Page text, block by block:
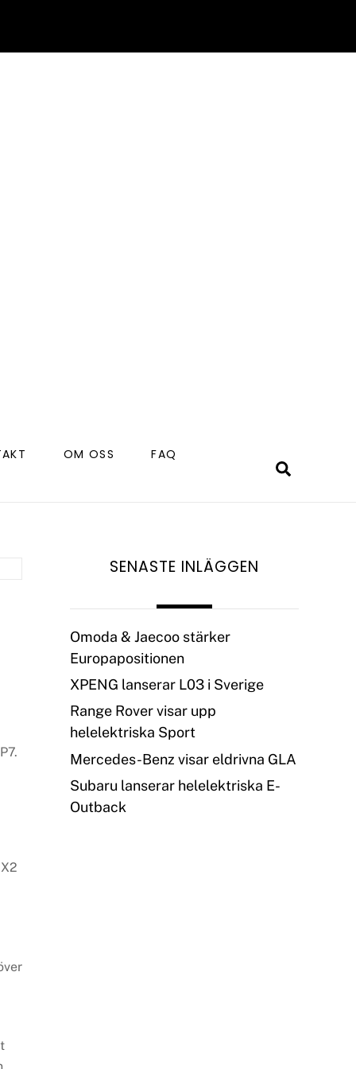
OM OSS
FAQ
SENASTE INLÄGGEN
Omoda & Jaecoo stärker
Europapositionen
XPENG lanserar L03 i Sverige
Range Rover visar upp
helelektriska Sport
Mercedes-Benz visar eldrivna GLA
Subaru lanserar helelektriska E-
Outback